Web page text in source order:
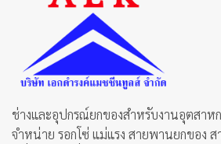
ช่างและอุปกรณ์ยกของสำหรับงานอุตสาห
จำหน่าย รอกโซ่ แม่แรง สายพานยกของ